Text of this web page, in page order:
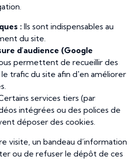
: Ils sont indispensables au
du site.
d'audience (Google
permettent de recueillir des
trafic du site afin d'en améliorer
services tiers (par
intégrées ou des polices de
déposer des cookies.
visite, un bandeau d’information
ou de refuser le dépôt de ces